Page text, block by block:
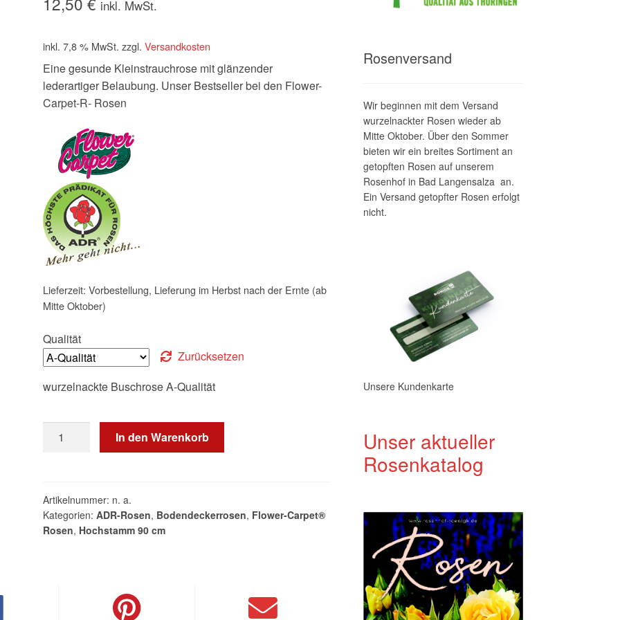
inkl. MwSt.
inkl. 7,8 % MwSt. zzgl.Versandkosten
Eine gesunde Kleinstrauchrose mit glänzender
lederartiger Belaubung. Unser Bestseller bei den Flower-
Carpet-R- Rosen
Lieferzeit:Vorbestellung, Lieferung im Herbst nach der Ernte (ab
Mitte Oktober)
Qualität
Zurücksetzen
wurzelnackte Buschrose A-Qualität
In den Warenkorb
Artikelnummer: n. a.
Kategorien:ADR-Rosen, Bodendeckerrosen, Flower-Carpet®
Rosen, Hochstamm 90 cm
Rosenversand
Wir beginnen mit dem Versand
wurzelnackter Rosen wieder ab
Mitte Oktober. Über den Sommer
bieten wir ein breites Sortiment an
getopften Rosen auf unserem
Rosenhof in Bad Langensalza an.
Ein Versand getopfter Rosen erfolgt
nicht.
Unsere Kundenkarte
Unser aktueller
Rosenkatalog